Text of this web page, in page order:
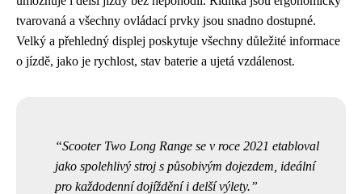
tvarovaná a všechny ovládací prvky jsou snadno dostupné.
Velký a přehledný displej poskytuje všechny důležité informace
o jízdě, jako je rychlost, stav baterie a ujetá vzdálenost.
Scooter Two Long Range se v roce 2021 etabloval
jako spolehlivý stroj s působivým dojezdem, ideální
pro každodenní dojíždění i delší výlety.